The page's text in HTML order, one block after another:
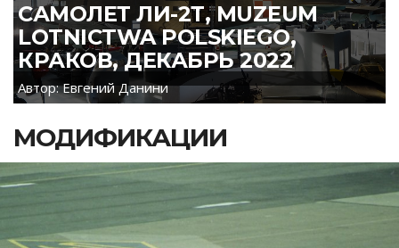
САМОЛЕТ ЛИ-2Т, MUZEUM
LOTNICTWA POLSKIEGO,
КРАКОВ, ДЕКАБРЬ 2022
Автор: Евгений Данини
МОДИФИКАЦИИ